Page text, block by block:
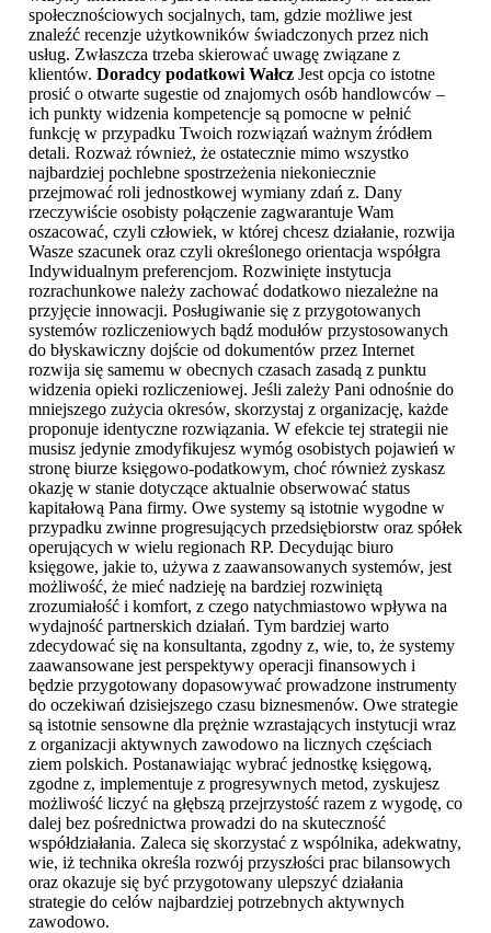
społecznościowych socjalnych, tam, gdzie możliwe jest
znaleźć recenzje użytkowników świadczonych przez nich
usług. Zwłaszcza trzeba skierować uwagę związane z
klientów. Doradcy podatkowi Wałcz Jest opcja co istotne
prosić o otwarte sugestie od znajomych osób handlowców –
ich punkty widzenia kompetencje są pomocne w pełnić
funkcję w przypadku Twoich rozwiązań ważnym źródłem
detali. Rozważ również, że ostatecznie mimo wszystko
najbardziej pochlebne spostrzeżenia niekoniecznie
przejmować roli jednostkowej wymiany zdań z. Dany
rzeczywiście osobisty połączenie zagwarantuje Wam
oszacować, czyli człowiek, w której chcesz działanie, rozwija
Wasze szacunek oraz czyli określonego orientacja współgra
Indywidualnym preferencjom. Rozwinięte instytucja
rozrachunkowe należy zachować dodatkowo niezależne na
przyjęcie innowacji. Posługiwanie się z przygotowanych
systemów rozliczeniowych bądź modułów przystosowanych
do błyskawiczny dojście od dokumentów przez Internet
rozwija się samemu w obecnych czasach zasadą z punktu
widzenia opieki rozliczeniowej. Jeśli zależy Pani odnośnie do
mniejszego zużycia okresów, skorzystaj z organizację, każde
proponuje identyczne rozwiązania. W efekcie tej strategii nie
musisz jedynie zmodyfikujesz wymóg osobistych pojawień w
stronę biurze księgowo-podatkowym, choć również zyskasz
okazję w stanie dotyczące aktualnie obserwować status
kapitałową Pana firmy. Owe systemy są istotnie wygodne w
przypadku zwinne progresujących przedsiębiorstw oraz spółek
operujących w wielu regionach RP. Decydując biuro
księgowe, jakie to, używa z zaawansowanych systemów, jest
możliwość, że mieć nadzieję na bardziej rozwiniętą
zrozumiałość i komfort, z czego natychmiastowo wpływa na
wydajność partnerskich działań. Tym bardziej warto
zdecydować się na konsultanta, zgodny z, wie, to, że systemy
zaawansowane jest perspektywy operacji finansowych i
będzie przygotowany dopasowywać prowadzone instrumenty
do oczekiwań dzisiejszego czasu biznesmenów. Owe strategie
są istotnie sensowne dla prężnie wzrastających instytucji wraz
z organizacji aktywnych zawodowo na licznych częściach
ziem polskich. Postanawiając wybrać jednostkę księgową,
zgodne z, implementuje z progresywnych metod, zyskujesz
możliwość liczyć na głębszą przejrzystość razem z wygodę, co
dalej bez pośrednictwa prowadzi do na skuteczność
współdziałania. Zaleca się skorzystać z wspólnika, adekwatny,
wie, iż technika określa rozwój przyszłości prac bilansowych
oraz okazuje się być przygotowany ulepszyć działania
strategie do celów najbardziej potrzebnych aktywnych
zawodowo.